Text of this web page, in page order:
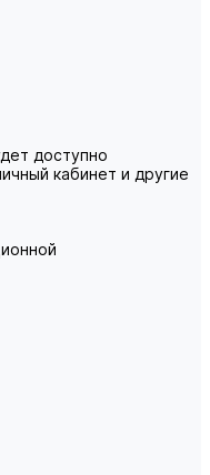
доступно
кабинет и другие